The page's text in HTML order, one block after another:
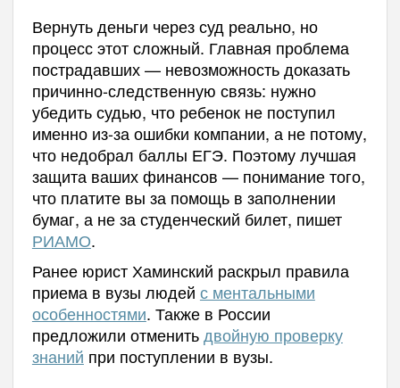
Вернуть деньги через суд реально, но
процесс этот сложный. Главная проблема
пострадавших — невозможность доказать
причинно-следственную связь: нужно
убедить судью, что ребенок не поступил
именно из-за ошибки компании, а не потому,
что недобрал баллы ЕГЭ. Поэтому лучшая
защита ваших финансов — понимание того,
что платите вы за помощь в заполнении
бумаг, а не за студенческий билет, пишет
РИАМО.
Ранее юрист Хаминский раскрыл правила
приема в вузы людей с ментальными
особенностями. Также в России
предложили отменить двойную проверку
знаний при поступлении в вузы.